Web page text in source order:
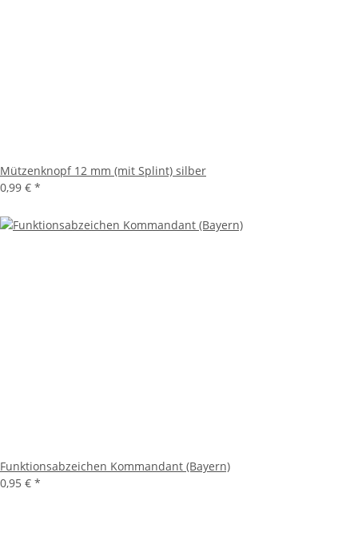
Mützenknopf 12 mm (mit Splint) silber
0,99 € *
Funktionsabzeichen Kommandant (Bayern)
0,95 € *